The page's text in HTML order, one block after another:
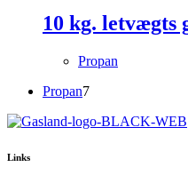
10 kg. letvægts
Propan
Propan77
Links